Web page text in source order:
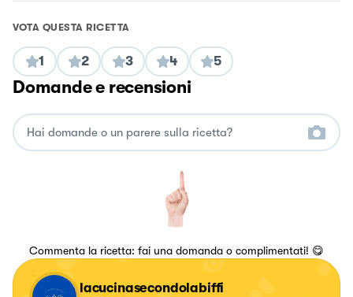
VOTA QUESTA RICETTA
1 2 3 4 5
Domande e recensioni
Commenta la ricetta: fai una domanda o complimentati! 😋
lacucinasecondolabiffi